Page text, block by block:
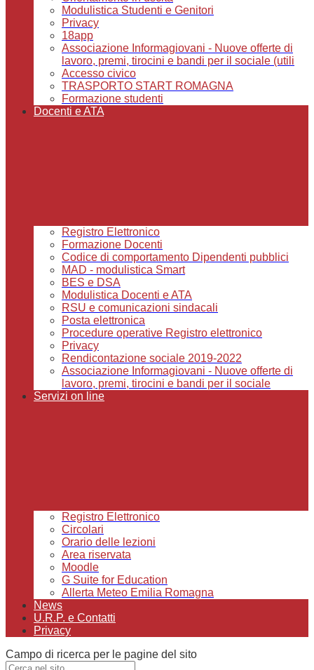
Modulistica Studenti e Genitori
Privacy
18app
Associazione Informagiovani - Nuove offerte di
lavoro, premi, tirocini e bandi per il sociale (utili
Accesso civico
TRASPORTO START ROMAGNA
Formazione studenti
Docenti e ATA
Registro Elettronico
Formazione Docenti
Codice di comportamento Dipendenti pubblici
MAD - modulistica Smart
BES e DSA
Modulistica Docenti e ATA
RSU e comunicazioni sindacali
Posta elettronica
Procedure operative Registro elettronico
Privacy
Rendicontazione sociale 2019-2022
Associazione Informagiovani - Nuove offerte di
lavoro, premi, tirocini e bandi per il sociale
Servizi on line
Registro Elettronico
Circolari
Orario delle lezioni
Area riservata
Moodle
G Suite for Education
Allerta Meteo Emilia Romagna
News
U.R.P. e Contatti
Privacy
Campo di ricerca per le pagine del sito